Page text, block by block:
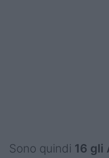
Shop
Sono quindi 16 gli